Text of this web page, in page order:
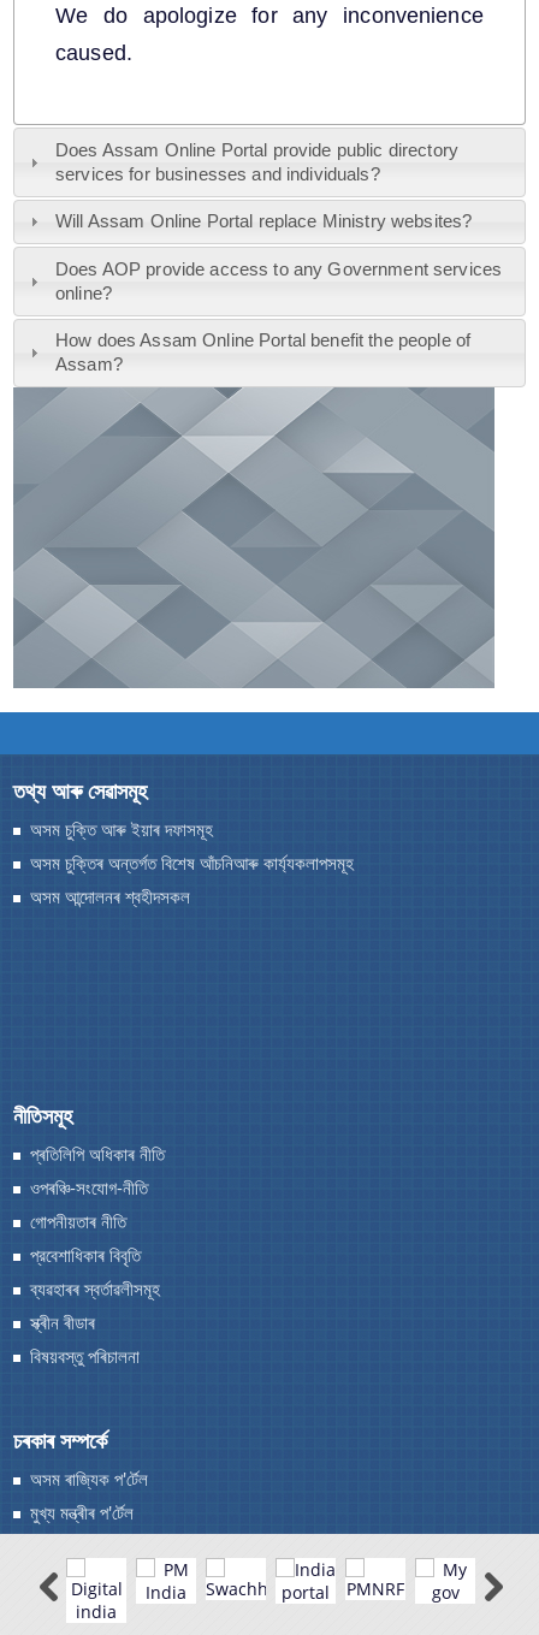
A document repository where all types of the
documents of the organization can be searched
and located in the shortest possible time.
আমাৰ সৱিশেষ
আমাৰ বিষয়ে
আমি কি কৰো
You can find information on Our Ministers, Key
যোগাযোগ কৰক
We do apologize for any inconvenience
caused.
Does Assam Online Portal provide public directory
services for businesses and individuals?
Will Assam Online Portal replace Ministry websites?
Does AOP provide access to any Government services
online?
How does Assam Online Portal benefit the people of
Assam?
তথ্য আৰু সেৱাসমূহ
অসম চুক্তি আৰু ইয়াৰ দফাসমূহ
অসম চুক্তিৰ অন্তৰ্গত বিশেষ আঁচনিআৰু কাৰ্য্যকলাপসমূহ
অসম আন্দোলনৰ শ্বহীদসকল
নীতিসমূহ
প্ৰতিলিপি অধিকাৰ নীতি
ওপৰঞ্চি-সংযোগ-নীতি
গোপনীয়তাৰ নীতি
প্রবেশাধিকাৰ বিবৃতি
ব্যৱহাৰৰ স্বর্তাৱলীসমূহ
স্ক্ৰীন ৰীডাৰ
বিষয়বস্তু পৰিচালনা
চৰকাৰ সম্পৰ্কে
অসম ৰাজ্যিক প'ৰ্টেল
মুখ্য মন্ত্ৰীৰ প'ৰ্টেল